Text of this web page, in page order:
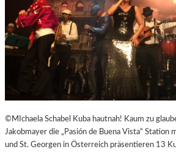
©MIchaela Schabel Kuba hautnah! Kaum zu
Jakobmayer die „Pasión de Buena Vista“ Station
und St. Georgen in Österreich präsentieren 13